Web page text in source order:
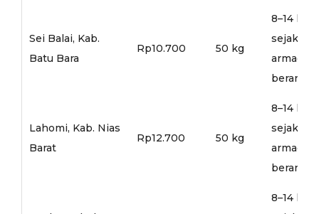
Sei Balai, Kab.
Batu Bara
Rp10.700 50 kg
8–14 hari
sejak
armada
Lahomi, Kab. Nias
Barat
Rp12.700 50 kg
8–14 hari
sejak
armada
8–14 hari